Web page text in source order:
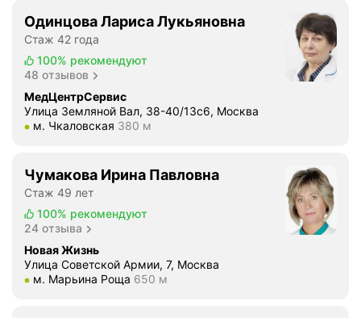
Одинцова Лариса Лукьяновна
Стаж 42 года
100% рекомендуют
48 отзывов
МедЦентрСервис
Улица Земляной Вал, 38-40/13с6, Москва
Метро м. Чкаловская Расстояние 380 м
м. Чкаловская 380 м
Чумакова Ирина Павловна
Стаж 49 лет
100% рекомендуют
24 отзыва
Новая Жизнь
Улица Советской Армии, 7, Москва
Метро м. Марьина Роща Расстояние 650 м
м. Марьина Роща 650 м